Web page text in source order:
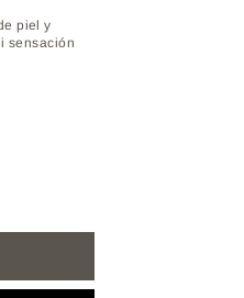
piel y
sensación